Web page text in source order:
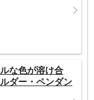
な色が溶け合
ダー・ペンダン